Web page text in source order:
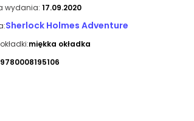
wydania: 17.09.2020
Sherlock Holmes Adventure
miękka okładka
9780008195106